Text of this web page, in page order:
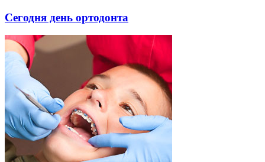
Сегодня день ортодонта